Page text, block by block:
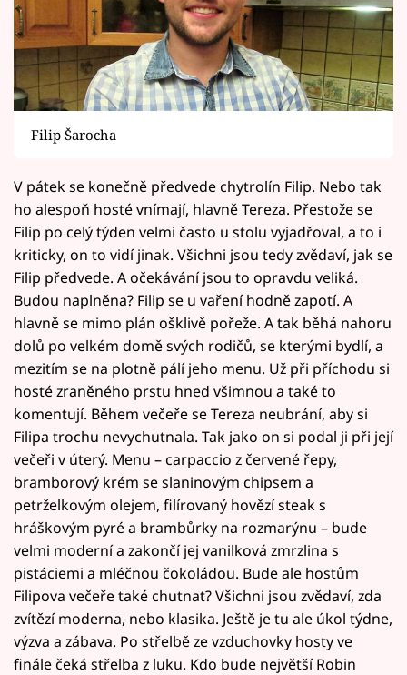
Filip Šarocha
V pátek se konečně předvede chytrolín Filip. Nebo tak
ho alespoň hosté vnímají, hlavně Tereza. Přestože se
Filip po celý týden velmi často u stolu vyjadřoval, a to i
kriticky, on to vidí jinak. Všichni jsou tedy zvědaví, jak se
Filip předvede. A očekávání jsou to opravdu veliká.
Budou naplněna? Filip se u vaření hodně zapotí. A
hlavně se mimo plán ošklivě pořeže. A tak běhá nahoru
dolů po velkém domě svých rodičů, se kterými bydlí, a
mezitím se na plotně pálí jeho menu. Už při příchodu si
hosté zraněného prstu hned všimnou a také to
komentují. Během večeře se Tereza neubrání, aby si
Filipa trochu nevychutnala. Tak jako on si podal ji při její
večeři v úterý. Menu – carpaccio z červené řepy,
bramborový krém se slaninovým chipsem a
petrželkovým olejem, filírovaný hovězí steak s
hráškovým pyré a brambůrky na rozmarýnu – bude
velmi moderní a zakončí jej vanilková zmrzlina s
pistáciemi a mléčnou čokoládou. Bude ale hostům
Filipova večeře také chutnat? Všichni jsou zvědaví, zda
zvítězí moderna, nebo klasika. Ještě je tu ale úkol týdne,
výzva a zábava. Po střelbě ze vzduchovky hosty ve
finále čeká střelba z luku. Kdo bude největší Robin